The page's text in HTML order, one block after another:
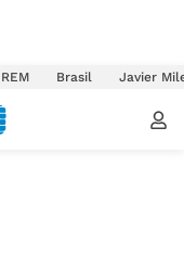
REM Brasil Javier